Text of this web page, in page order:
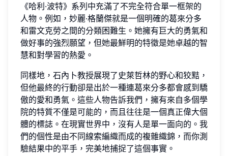
《哈利·波特》系列中充滿了不完全符合單一框架的
人物。例如，妙麗·格蘭傑就是一個明確的葛來分多
和雷文克勞之間的分類困難生。她擁有巨大的勇氣和
做好事的強烈願望，但她最鮮明的特徵是她卓越的智
慧和對學習的熱愛。
同樣地，石內卜教授展現了史萊哲林的野心和狡黠，
但他最終的行動卻是出於一種連葛來分多都會感到驕
傲的愛和勇氣。這些人物告訴我們，擁有來自多個學
院的特質不僅是可能的，而且往往是一個真正偉大個
體的標誌。在現實世界中，沒有人是單一面向的。我
們的個性是由不同線索編織而成的複雜織錦，而你測
驗結果中的平手，完美地捕捉了這個事實。